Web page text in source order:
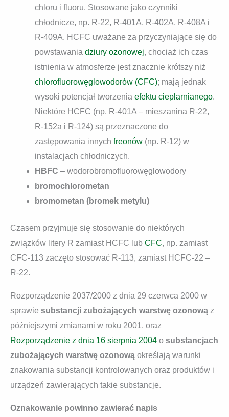
chloru i fluoru. Stosowane jako czynniki
chłodnicze, np. R-22, R-401A, R-402A, R-408A i
R-409A. HCFC uważane za przyczyniające się do
powstawania dziury ozonowej, chociaż ich czas
istnienia w atmosferze jest znacznie krótszy niż
chlorofluorowęglowodorów (CFC); mają jednak
wysoki potencjał tworzenia efektu cieplarnianego.
Niektóre HCFC (np. R-401A – mieszanina R-22,
R-152a i R-124) są przeznaczone do
zastępowania innych freonów (np. R-12) w
instalacjach chłodniczych.
HBFC – wodorobromofluorowęglowodory
bromochlorometan
bromometan (bromek metylu)
Czasem przyjmuje się stosowanie do niektórych
związków litery R zamiast HCFC lub CFC, np. zamiast
CFC-113 zaczęto stosować R-113, zamiast HCFC-22 –
R-22.
Rozporządzenie 2037/2000 z dnia 29 czerwca 2000 w
sprawie substancji zubożających warstwę ozonową z
późniejszymi zmianami w roku 2001, oraz
Rozporządzenie z dnia 16 sierpnia 2004 o substancjach
zubożających warstwę ozonową określają warunki
znakowania substancji kontrolowanych oraz produktów i
urządzeń zawierających takie substancje.
Oznakowanie powinno zawierać napis